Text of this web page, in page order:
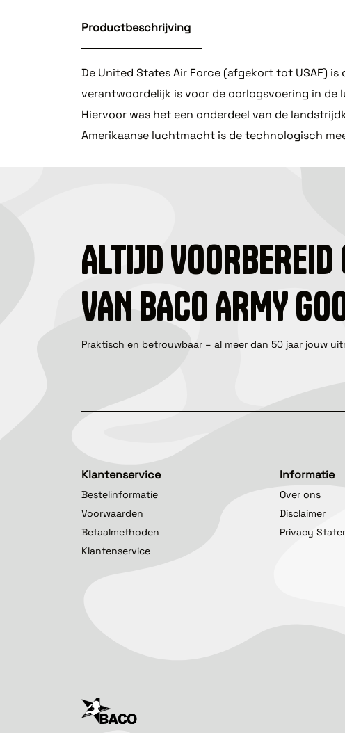
Productbeschrijving
De United States Air Force (afgekort tot USAF)
verantwoordelijk is voor de oorlogsvoering in de
Hiervoor was het een onderdeel van de
Amerikaanse luchtmacht is de technologisch
ALTIJD
VAN BACO ARMY
Praktisch en betrouwbaar – al meer dan 50 jaar jouw
Klantenservice
Bestelinformatie
Voorwaarden
Betaalmethoden
Klantenservice
Informatie
Over ons
Disclaimer
Privacy